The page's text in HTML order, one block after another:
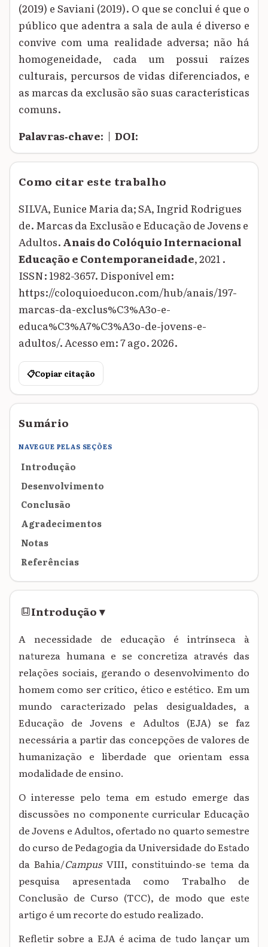
(2019) e Saviani (2019). O que se conclui é que o
público que adentra a sala de aula é diverso e
convive com uma realidade adversa; não há
homogeneidade, cada um possui raízes
culturais, percursos de vidas diferenciados, e
as marcas da exclusão são suas características
comuns.
Palavras‑chave: | DOI:
Como citar este trabalho
SILVA, Eunice Maria da; SA, Ingrid Rodrigues
de. Marcas da Exclusão e Educação de Jovens e
Adultos. Anais do Colóquio Internacional
Educação e Contemporaneidade, 2021 .
ISSN: 1982-3657. Disponível em:
https://coloquioeducon.com/hub/anais/197-
marcas-da-exclus%C3%A3o-e-
educa%C3%A7%C3%A3o-de-jovens-e-
adultos/. Acesso em: 7 ago. 2026.
📋Copiar citação
Sumário
NAVEGUE PELAS SEÇÕES
Introdução
Desenvolvimento
Conclusão
Agradecimentos
Notas
Referências
Introdução▾
A necessidade de educação é intrínseca à
natureza humana e se concretiza através das
relações sociais, gerando o desenvolvimento do
homem como ser crítico, ético e estético. Em um
mundo caracterizado pelas desigualdades, a
Educação de Jovens e Adultos (EJA) se faz
necessária a partir das concepções de valores de
humanização e liberdade que orientam essa
modalidade de ensino.
O interesse pelo tema em estudo emerge das
discussões no componente curricular Educação
de Jovens e Adultos, ofertado no quarto semestre
do curso de Pedagogia da Universidade do Estado
da Bahia/CampusVIII, constituindo-se tema da
pesquisa apresentada como Trabalho de
Conclusão de Curso (TCC), de modo que este
artigo é um recorte do estudo realizado.
Refletir sobre a EJA é acima de tudo lançar um